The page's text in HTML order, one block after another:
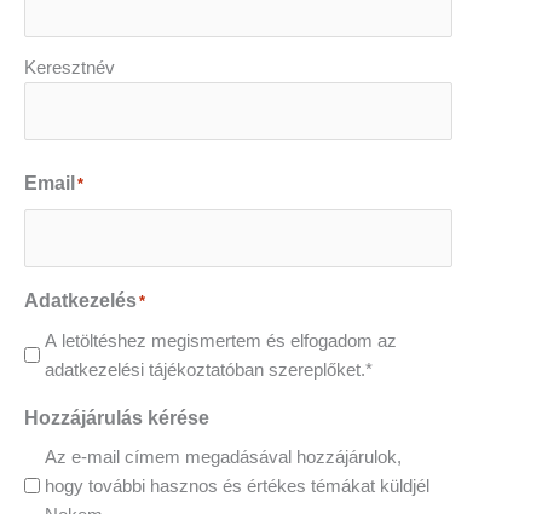
Keresztnév
Email *
Adatkezelés*
A letöltéshez megismertem és elfogadom az
adatkezelési tájékoztatóban szereplőket.*
Hozzájárulás kérése
Az e-mail címem megadásával hozzájárulok,
hogy további hasznos és értékes témákat küldjél